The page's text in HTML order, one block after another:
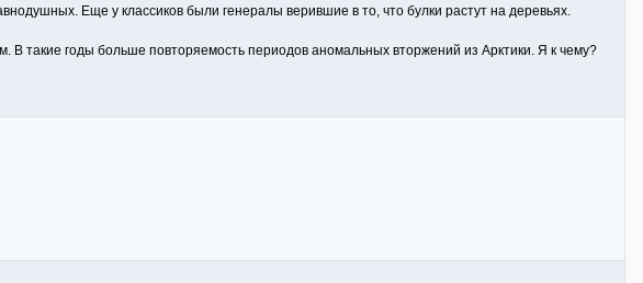
Еще у классиков были генералы верившие в то, что булки растут на деревьях.
такие годы больше повторяемость периодов аномальных вторжений из Арктики. Я к чему?